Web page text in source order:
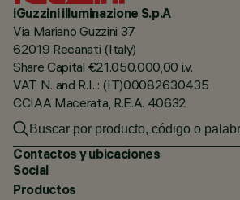
iGuzzini illuminazione S.p.A
Via Mariano Guzzini 37
62019 Recanati (Italy)
Share Capital €21.050.000,00 i.v.
VAT N. and R.I. : (IT)00082630435
CCIAA Macerata, R.E.A. 40632
Contactos y ubicaciones
Social
Productos